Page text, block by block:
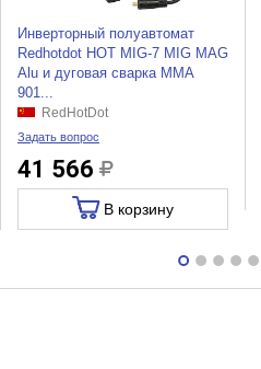
Инверторный полуавтомат
Redhotdot HOT MIG-7 MIG MAG
Alu и дуговая сварка ММА
901...
RedHotDot
Задать вопрос
41 566
В корзину